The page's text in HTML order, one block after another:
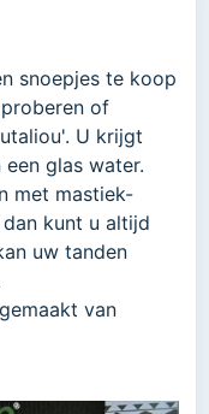
snoepjes te koop
of
U krijgt
glas water.
met mastiek-
kunt u altijd
uw tanden
van